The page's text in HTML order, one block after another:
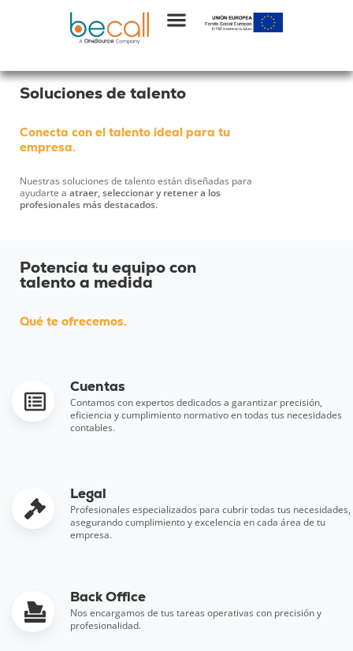
Soluciones de talento
Conecta con el talento ideal para tu
empresa.
Nuestras soluciones de talento están diseñadas para
ayudarte a atraer, seleccionar y retener a los
profesionales más destacados.
Potencia tu equipo con
talento a medida
Qué te ofrecemos.
Cuentas
Contamos con expertos dedicados a garantizar precisión,
eficiencia y cumplimiento normativo en todas tus necesidades
contables.
Legal
Profesionales especializados para cubrir todas tus necesidades,
asegurando cumplimiento y excelencia en cada área de tu
empresa.
Back Office
Nos encargamos de tus tareas operativas con precisión y
profesionalidad.